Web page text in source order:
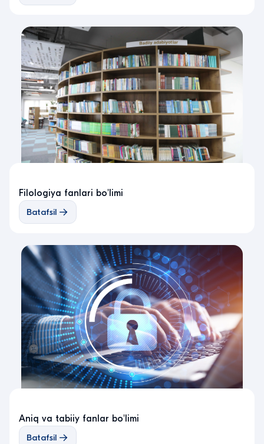
Filologiya fanlari bo'limi
Batafsil
Aniq va tabiiy fanlar bo'limi
Batafsil